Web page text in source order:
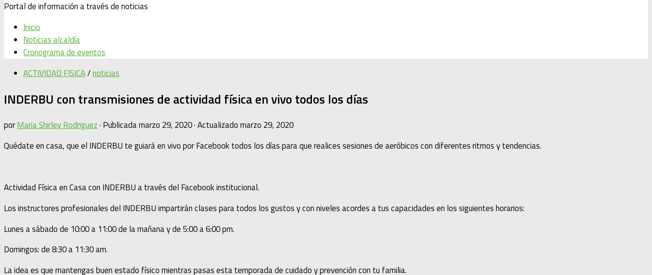
Portal de información a través de noticias
Inicio
Noticias alcaldía
Cronograma de eventos
ACTIVIDAD FISICA/noticias
INDERBU con transmisiones de actividad física en vivo todos los días
porMaria Shirley Rodriguez· Publicadamarzo 29, 2020· Actualizadomarzo 29, 2020
Quédate en casa, que el INDERBU te guiará en vivo por Facebook todos los días para que realices sesiones de aeróbicos con diferentes ritmos y tendencias.
Actividad Física en Casa con INDERBU a través del Facebook institucional.
Los instructores profesionales del INDERBU impartirán clases para todos los gustos y con niveles acordes a tus capacidades en los siguientes horarios:
Lunes a sábado de 10:00 a 11:00 de la mañana y de 5:00 a 6:00 pm.
Domingos: de 8:30 a 11:30 am.
La idea es que mantengas buen estado físico mientras pasas esta temporada de cuidado y prevención con tu familia.